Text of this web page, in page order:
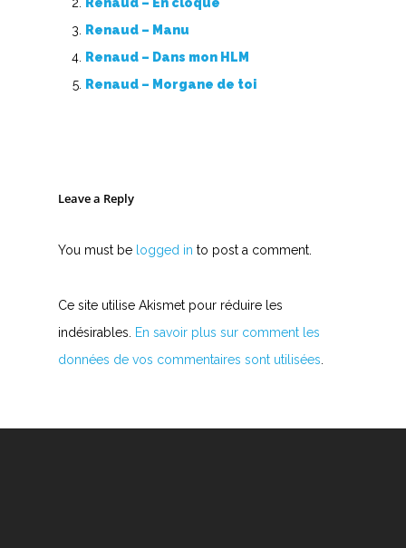
Renaud – Manu
Renaud – Dans mon HLM
Renaud – Morgane de toi
Leave a Reply
You must be logged in to post a comment.
Ce site utilise Akismet pour réduire les
indésirables.
En savoir plus sur comment les
données de vos commentaires sont utilisées